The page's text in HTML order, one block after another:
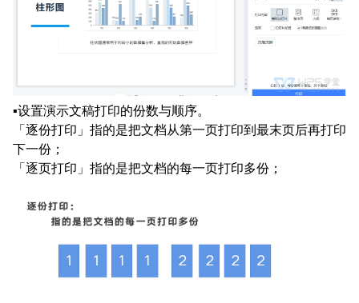
▪设置演示文稿打印的份数与顺序。
「逐份打印」指的是把文档从第一页打印到最末页后再打印
下一份；
「逐页打印」指的是把文档的每一页打印多份；